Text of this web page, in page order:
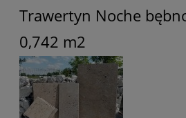
Trawertyn Noche
0,742 m2